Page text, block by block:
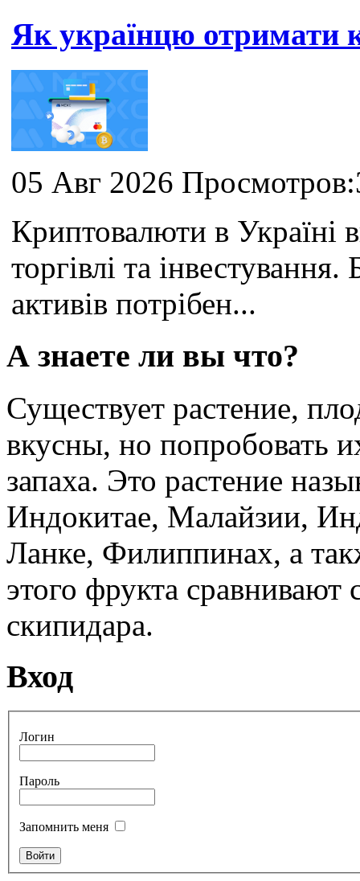
Як українцю отримати
05 Авг 2026
Криптовалюти в Україні
торгівлі та
активів потрібен...
А знаете ли вы что?
Существует растение,
вкусны, но попробовать
запаха. Это растение
Индокитае, Малайзии,
Ланке, Филиппинах, а
этого фрукта
скипидара.
Вход
Логин
Пароль
Запомнить меня